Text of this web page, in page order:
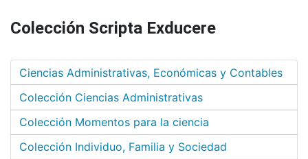
Colección Scripta Exducere
Ciencias Administrativas, Económicas y Contables
Colección Ciencias Administrativas
Colección Momentos para la ciencia
Colección Individuo, Familia y Sociedad